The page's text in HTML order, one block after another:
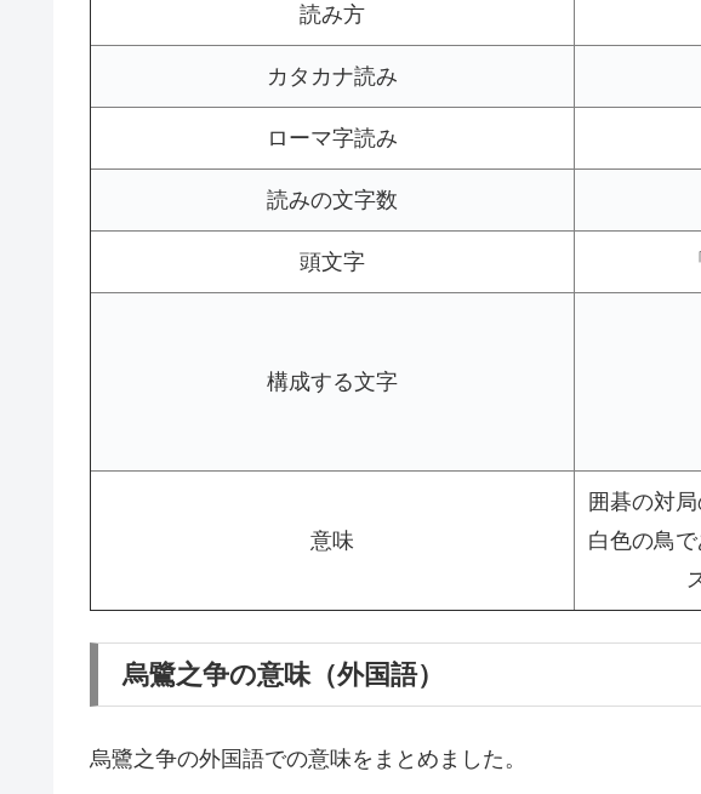
読み方
カタカナ読み
ローマ字読み
読みの文字数
頭文字
構成する文字
意味
囲碁の対
白色の鳥
烏鷺之争の意味（外国語）
烏鷺之争の外国語での意味をまとめました。